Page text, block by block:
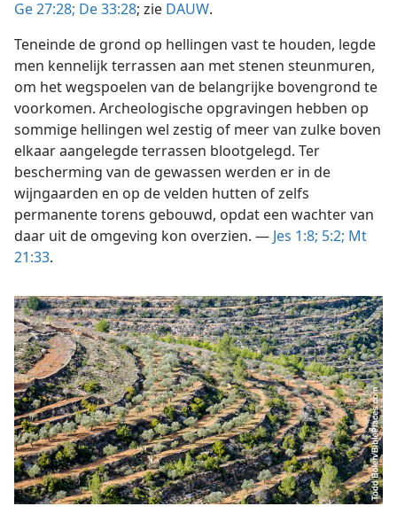
Ge 27:28; De 33:28; zie DAUW.
Teneinde de grond op hellingen vast te houden, legde
men kennelijk terrassen aan met stenen steunmuren,
om het wegspoelen van de belangrijke bovengrond te
voorkomen. Archeologische opgravingen hebben op
sommige hellingen wel zestig of meer van zulke boven
elkaar aangelegde terrassen blootgelegd. Ter
bescherming van de gewassen werden er in de
wijngaarden en op de velden hutten of zelfs
permanente torens gebouwd, opdat een wachter van
daar uit de omgeving kon overzien. — Jes 1:8; 5:2; Mt
21:33.